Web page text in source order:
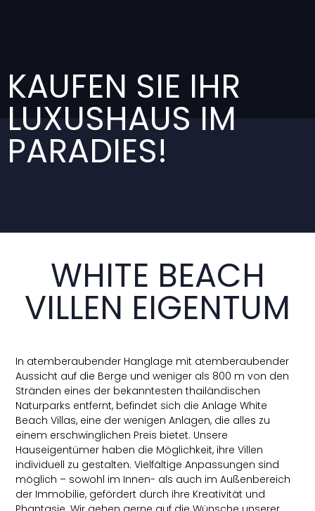
KAUFEN SIE IHR
LUXUSHAUS IM
PARADIES!
WHITE BEACH
VILLEN EIGENTUM
In atemberaubender Hanglage mit atemberaubender
Aussicht auf die Berge und weniger als 800 m von den
Stränden eines der bekanntesten thailändischen
Naturparks entfernt, befindet sich die Anlage White
Beach Villas, eine der wenigen Anlagen, die alles zu
einem erschwinglichen Preis bietet. Unsere
Hauseigentümer haben die Möglichkeit, ihre Villen
individuell zu gestalten. Vielfältige Anpassungen sind
möglich – sowohl im Innen- als auch im Außenbereich
der Immobilie, gefördert durch ihre Kreativität und